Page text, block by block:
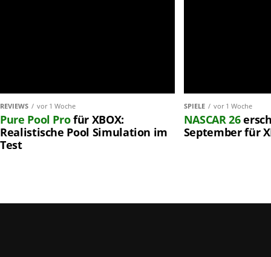
REVIEWS vor 1 Woche
Pure Pool Profür XBOX:
Realistische Pool Simulation im
Test
SPIELE vor 1 Woche
NASCAR 26
September für